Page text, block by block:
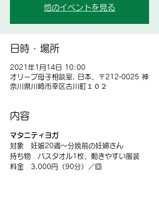
他のイベントを見る
日時・場所
2021年1月14日 10:00
オリーブ母子相談室, 日本、〒212-0025 神
奈川県川崎市幸区古川町１０２
内容
マタニティヨガ
対象　妊娠20週～分娩前の妊婦さん
持ち物　バスタオル1枚、動きやすい服装
料金　3,000円（90分）／回